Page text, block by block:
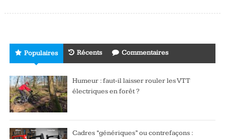
Populaires Récents Commentaires
Humeur : faut-il laisser rouler les VTT
électriques en forêt ?
Cadres “génériques” ou contrefaçons :